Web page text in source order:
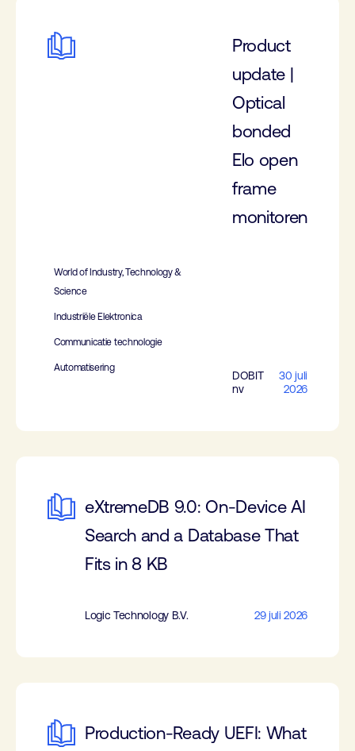
Product
update |
Optical
bonded
Elo open
frame
monitoren
World of Industry, Technology &
Science
Industriële Elektronica
Communicatie technologie
Automatisering
DOBIT
nv
30 juli
2026
eXtremeDB 9.0: On-Device AI
Search and a Database That
Fits in 8 KB
Logic Technology B.V. 29 juli 2026
Production-Ready UEFI: What